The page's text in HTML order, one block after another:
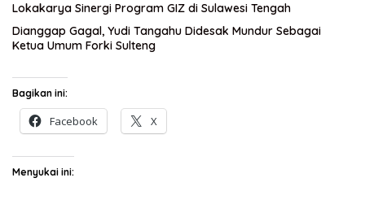
Lokakarya Sinergi Program GIZ di Sulawesi Tengah
Dianggap Gagal, Yudi Tangahu Didesak Mundur Sebagai
Ketua Umum Forki Sulteng
Bagikan ini:
Facebook X
Menyukai ini: